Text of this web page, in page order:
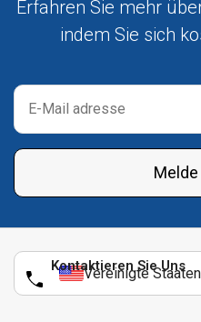
Erfahren Sie mehr
indem Sie sich
Kontaktieren Sie Uns
Vereinigte Staaten